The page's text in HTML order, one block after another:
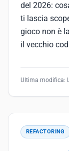
del 2026:
ti lascia
gioco non è
il vecchio
Ultima modifica:
REFACTORING